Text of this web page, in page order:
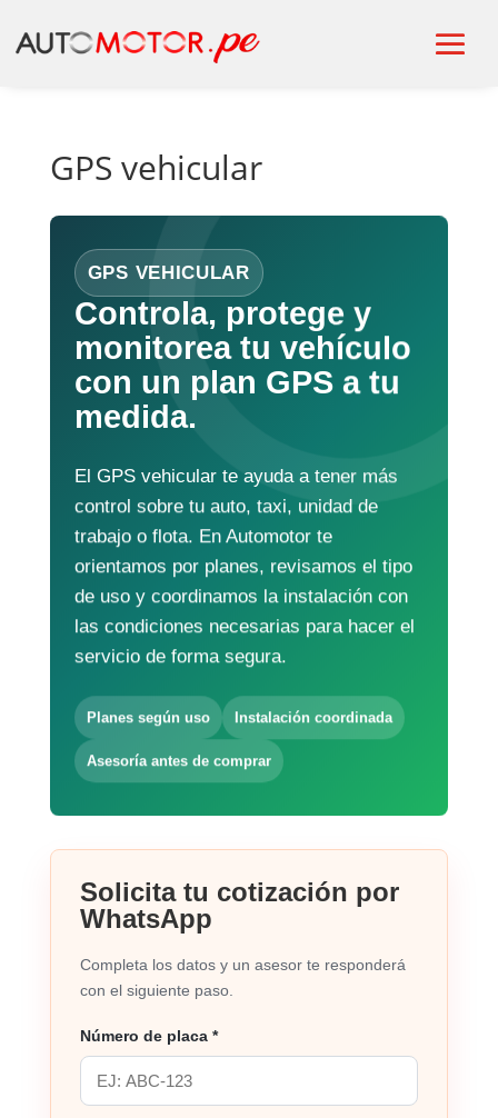
GPS vehicular
GPS VEHICULAR
Controla, protege y
monitorea tu vehículo
con un plan GPS a tu
medida.
El GPS vehicular te ayuda a tener más
control sobre tu auto, taxi, unidad de
trabajo o flota. En Automotor te
orientamos por planes, revisamos el tipo
de uso y coordinamos la instalación con
las condiciones necesarias para hacer el
servicio de forma segura.
Planes según uso Instalación coordinada
Asesoría antes de comprar
Solicita tu cotización por
WhatsApp
Completa los datos y un asesor te responderá
con el siguiente paso.
Número de placa *